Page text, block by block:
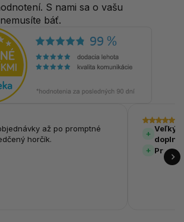
S nami sa o vašu
báť.
až po promptné
horčík.
Veľký